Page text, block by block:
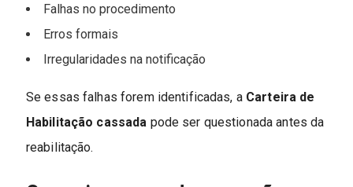
Falhas no procedimento
Erros formais
Irregularidades na notificação
Se essas falhas forem identificadas, a Carteira de
Habilitação cassada pode ser questionada antes da
reabilitação.